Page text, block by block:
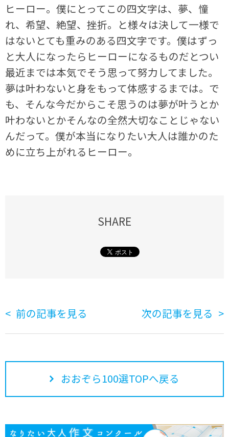
ヒーロー。僕にとってこの四文字は、夢、憧
れ、希望、絶望、挫折。と様々は決して一様で
はないとても重みのある四文字です。僕はずっ
と大人になったらヒーローになるものだとつい
最近までは本気でそう思って努力してました。
夢は叶わないと身をもって体感するまでは。で
も、そんな今だからこそ思うのは夢が叶うとか
叶わないとかそんなの全然大切なことじゃない
んだって。僕が本当になりたい大人は誰かのた
めに立ち上がれるヒーロー。
SHARE
前の記事を見る 次の記事を見る
おおぞら100選TOPへ戻る